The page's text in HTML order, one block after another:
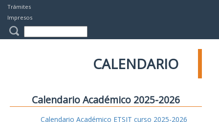
Trámites
Impresos
CALENDARIO
Calendario Académico 2025-2026
Calendario Académico ETSIT curso 2025-2026